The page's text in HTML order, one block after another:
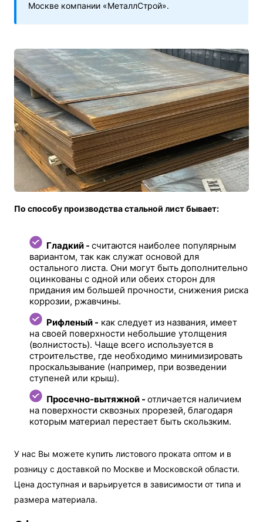
Москве компании «МеталлСтрой».
По способу производства стальной лист бывает:
Гладкий -считаются наиболее популярным
вариантом, так как служат основой для
остального листа. Они могут быть дополнительно
оцинкованы с одной или обеих сторон для
придания им большей прочности, снижения риска
коррозии, ржавчины.
Рифленый - как следует из названия, имеет
на своей поверхности небольшие утолщения
(волнистость). Чаще всего используется в
строительстве, где необходимо минимизировать
проскальзывание (например, при возведении
ступеней или крыш).
Просечно-вытяжной -отличается наличием
на поверхности сквозных прорезей, благодаря
которым материал перестает быть скользким.
У нас Вы можете купить листового проката оптом и в
розницу с доставкой по Москве и Московской области.
Цена доступная и варьируется в зависимости от типа и
размера материала.